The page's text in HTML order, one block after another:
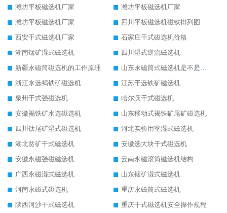
潍坊平板磁选机厂家
潍坊平板磁选机厂家
潍坊平板磁选机厂家
四川平板磁选机磁铁排列图
西安干式磁选机厂家
石家庄干式磁选机价格
湖南锰矿湿式磁选机
四川湿式逆流磁选机
新疆永磁筒磁选机的工作原理
山东永磁筒式磁选机是不是强磁
浙江水选褐铁矿磁选机
江苏干选铁矿磁选机
泉州干式强磁选机
哈尔滨干式磁选机
安徽褐铁矿水选磁选机
山东移动式褐铁矿尾矿磁选机
四川钛尾矿湿式磁选机
河北实验用室湿式磁选机
湖北贫矿干式磁选机
安徽选大块干式磁选机
安徽永磁强磁磁选机
云南永磁滚筒磁选机结构
广西永磁湿式磁选机
山东锰矿湿式磁选机
河南永磁式磁选机
重庆永磁筒式磁选机
陕西河沙干式磁选机
重庆干式磁选机安全操作规程